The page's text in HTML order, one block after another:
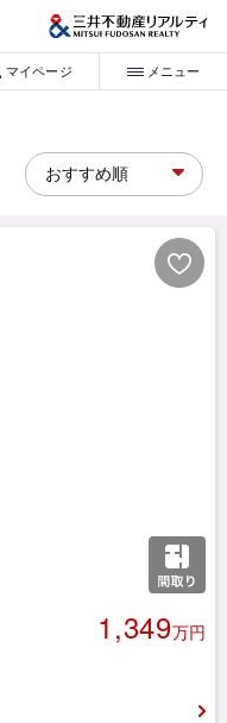
マイページ メニュー
1,349万円